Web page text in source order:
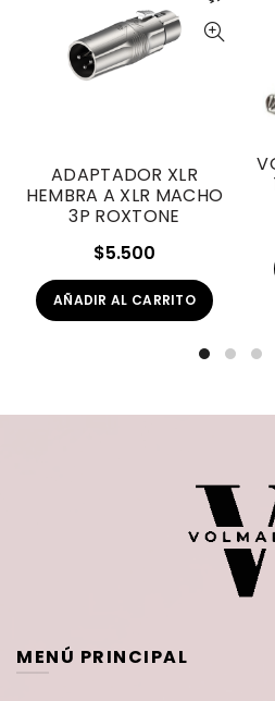
ADAPTADOR XLR
HEMBRA A XLR MACHO
3P ROXTONE
$5.500
AÑADIR AL CARRITO
MENÚ PRINCIPAL